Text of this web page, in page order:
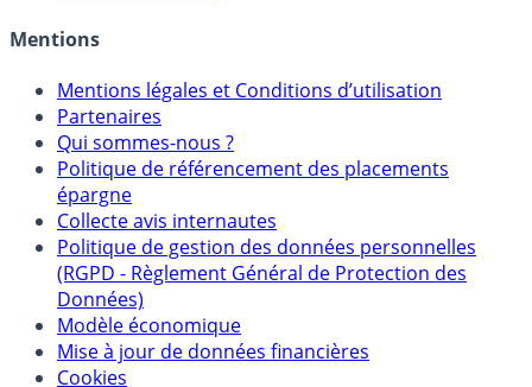
Crédit immobilier
Mentions
Mentions légales et Conditions d’utilisation
Partenaires
Qui sommes-nous ?
Politique de référencement des placements
épargne
Collecte avis internautes
Politique de gestion des données personnelles
(RGPD - Règlement Général de Protection des
Données)
Modèle économique